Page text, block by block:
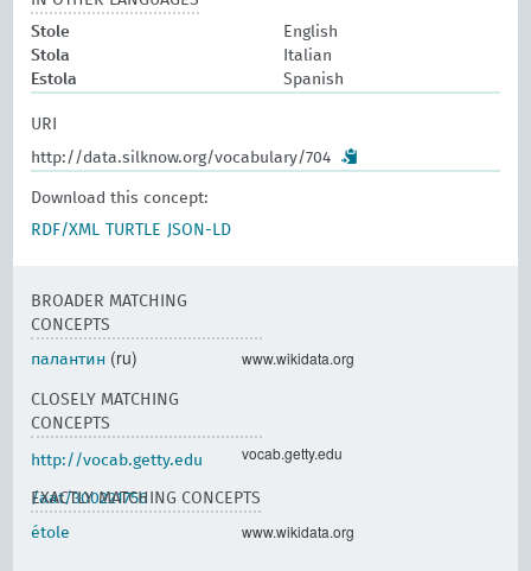
Stole
English
Stola
Italian
Estola
Spanish
URI
http://data.silknow.org/vocabulary/704
Download this concept:
RDF/XML
TURTLE JSON-LD
BROADER MATCHING
CONCEPTS
палантин (ru) www.wikidata.org
CLOSELY MATCHING
CONCEPTS
http://vocab.getty.edu
/aat/300221756
vocab.getty.edu
EXACTLY MATCHING CONCEPTS
étole www.wikidata.org